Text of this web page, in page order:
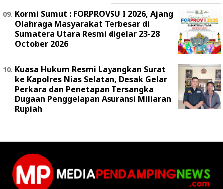
Kormi Sumut : FORPROVSU I 2026, Ajang
Olahraga Masyarakat Terbesar di
Sumatera Utara Resmi digelar 23-28
October 2026
Kuasa Hukum Resmi Layangkan Surat
ke Kapolres Nias Selatan, Desak Gelar
Perkara dan Penetapan Tersangka
Dugaan Penggelapan Asuransi Miliaran
Rupiah